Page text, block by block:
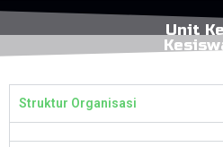
Unit
Struktur Organisasi